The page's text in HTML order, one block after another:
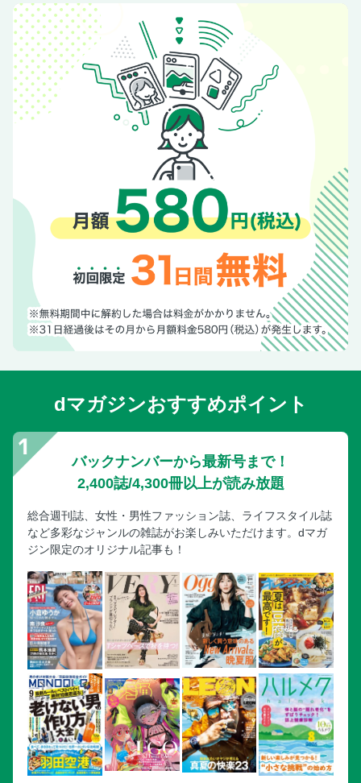
dマガジンおすすめポイント
バックナンバーから最新号まで！
2,400誌/4,300冊以上が読み放題
総合週刊誌、女性・男性ファッション誌、ライフスタイル誌
など多彩なジャンルの雑誌がお楽しみいただけます。dマガ
ジン限定のオリジナル記事も！